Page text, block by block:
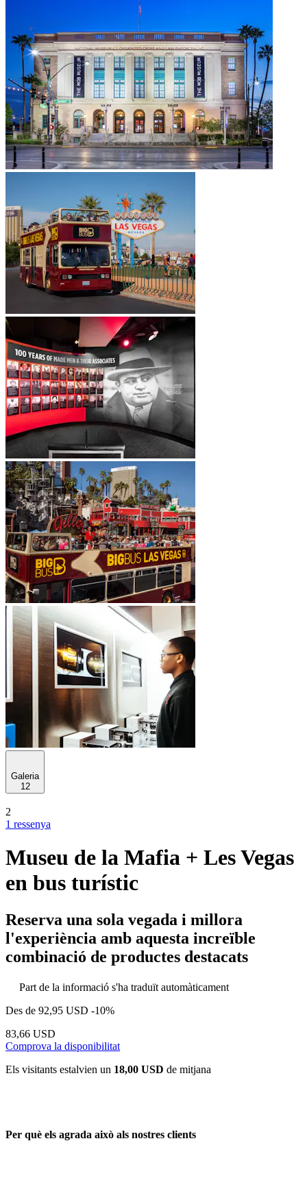
Galeria
12
2
1 ressenya
Museu de la Mafia + Les Vegas
en bus turístic
Reserva una sola vegada i millora
l'experiència amb aquesta increïble
combinació de productes destacats
Part de la informació s'ha traduït automàticament
Des de 92,95 USD -10%
83,66 USD
Comprova la disponibilitat
Els visitants estalvien un 18,00 USD de mitjana
Per què els agrada això als nostres clients